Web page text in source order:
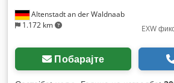
Altenstadt an der Waldnaab
1.172 km
EXW
Побарајте